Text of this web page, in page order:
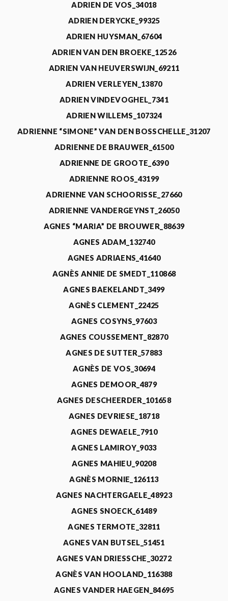
ADRIEN DE VOS_34018
ADRIEN DERYCKE_99325
ADRIEN HUYSMAN_67604
ADRIEN VAN DEN BROEKE_12526
ADRIEN VAN HEUVERSWIJN_69211
ADRIEN VERLEYEN_13870
ADRIEN VINDEVOGHEL_7341
ADRIEN WILLEMS_107324
ADRIENNE “SIMONE” VAN DEN BOSSCHELLE_31207
ADRIENNE DE BRAUWER_61500
ADRIENNE DE GROOTE_6390
ADRIENNE ROOS_43199
ADRIENNE VAN SCHOORISSE_27660
ADRIENNE VANDERGEYNST_26050
AGNES “MARIA” DE BROUWER_88639
AGNES ADAM_132740
AGNES ADRIAENS_41640
AGNÈS ANNIE DE SMEDT_110868
AGNES BAEKELANDT_3499
AGNÈS CLEMENT_22425
AGNES COSYNS_97603
AGNES COUSSEMENT_82870
AGNES DE SUTTER_57883
AGNÈS DE VOS_30694
AGNES DEMOOR_4879
AGNES DESCHEERDER_101658
AGNES DEVRIESE_18718
AGNES DEWAELE_7910
AGNES LAMIROY_9033
AGNES MAHIEU_90208
AGNÈS MORNIE_126113
AGNES NACHTERGAELE_48923
AGNES SNOECK_61489
AGNES TERMOTE_32811
AGNES VAN BUTSEL_51451
AGNES VAN DRIESSCHE_30272
AGNÈS VAN HOOLAND_116388
AGNES VANDER HAEGEN_84695